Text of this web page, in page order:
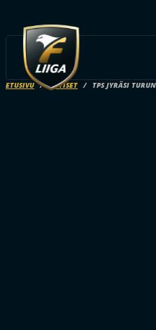
ETUSIVU UUTISET TPS JYRÄSI